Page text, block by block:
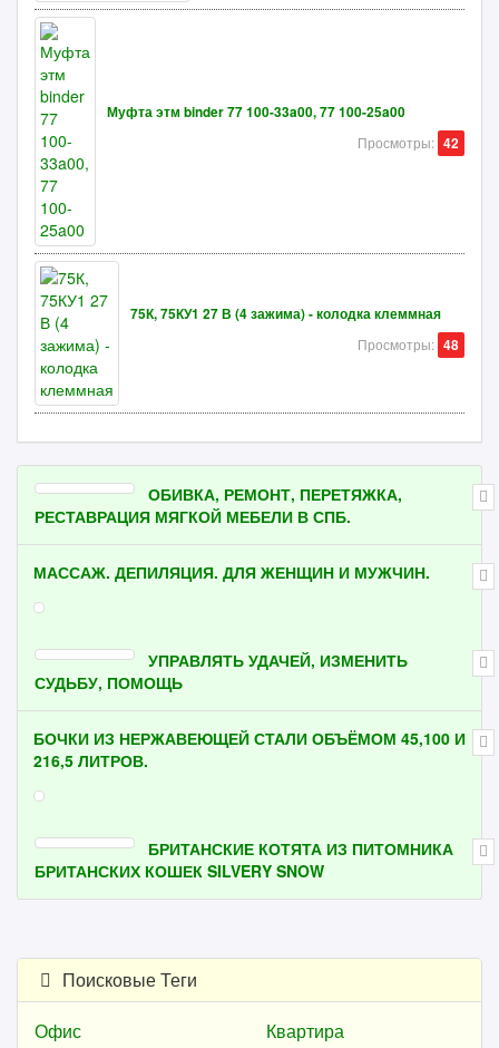
Муфта этм binder 77 100-33a00, 77 100-25a00
Просмотры: 42
75К, 75КУ1 27 В (4 зажима) - колодка клеммная
Просмотры: 48
ОБИВКА, РЕМОНТ, ПЕРЕТЯЖКА,
РЕСТАВРАЦИЯ МЯГКОЙ МЕБЕЛИ В СПБ.
МАССАЖ. ДЕПИЛЯЦИЯ. ДЛЯ ЖЕНЩИН И МУЖЧИН.
УПРАВЛЯТЬ УДАЧЕЙ, ИЗМЕНИТЬ
СУДЬБУ, ПОМОЩЬ
БОЧКИ ИЗ НЕРЖАВЕЮЩЕЙ СТАЛИ ОБЪЁМОМ 45,100 И
216,5 ЛИТРОВ.
БРИТАНСКИЕ КОТЯТА ИЗ ПИТОМНИКА
БРИТАНСКИХ КОШЕК SILVERY SNOW
Поисковые Теги
Офис
Квартира